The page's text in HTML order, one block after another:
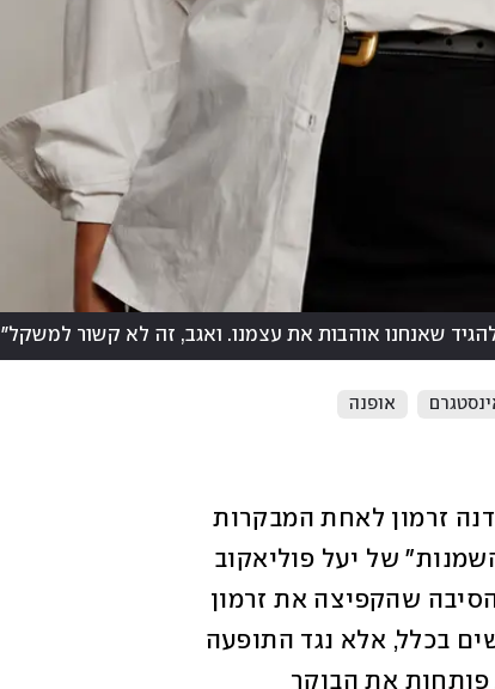
שאנחנו אוהבות את עצמנו. ואגב, זה לא קשור למשקל"
אופנה
"היי" – מילה אחת עם שלוש אותיות הפכה את דנה זרמון לאחת המבקרות